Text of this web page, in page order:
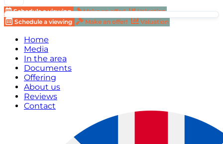
Schedule a viewing Make an offer!
Valuation
Schedule a viewing
Make an offer! Valuation
Home
Media
In the area
Documents
Offering
About us
Reviews
Contact